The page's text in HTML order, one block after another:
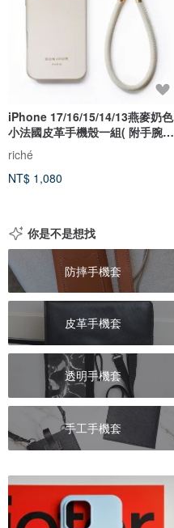
iPhone 17/16/15/14/13燕麥奶色
小法國皮革手機殼一組( 附手腕
帶)
riché
NT$ 1,080
你是不是想找
防摔手機套
皮革手機套
透明手機套
手工手機套